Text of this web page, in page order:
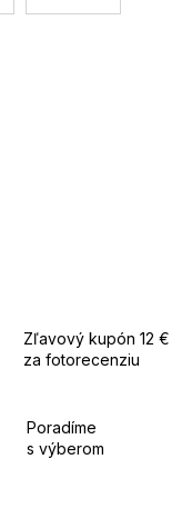
Zľavový kupón 12 €
za fotorecenziu
Poradíme
s výberom